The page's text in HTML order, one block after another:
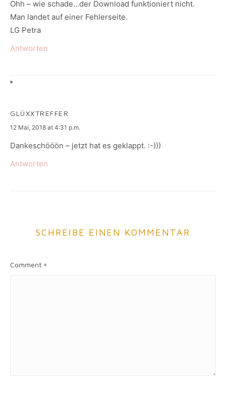
Ohh – wie schade…der Download funktioniert nicht.
Man landet auf einer Fehlerseite.
LG Petra
Antworten
GLÜXXTREFFER
says:
12 Mai, 2018 at 4:31 p.m.
Dankeschööön – jetzt hat es geklappt. :-)))
Antworten
SCHREIBE EINEN KOMMENTAR
Comment *